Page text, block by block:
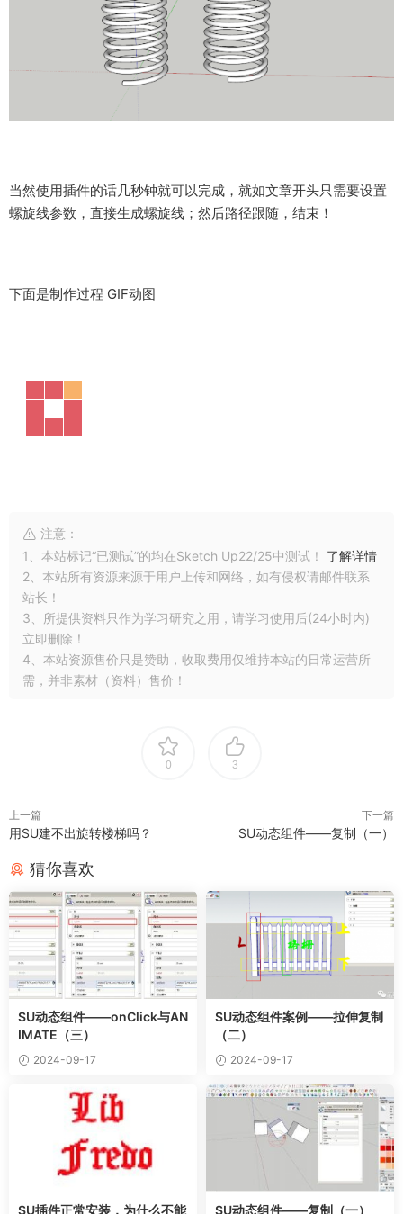
当然使用插件的话几秒钟就可以完成，就如文章开头只需要设置
螺旋线参数，直接生成螺旋线；然后路径跟随，结束！
下面是制作过程 GIF动图
注意：
1、本站标记“已测试”的均在Sketch Up22/25中测试！ 了解详情
2、本站所有资源来源于用户上传和网络，如有侵权请邮件联系
站长！
3、所提供资料只作为学习研究之用，请学习使用后(24小时内)
立即删除！
4、本站资源售价只是赞助，收取费用仅维持本站的日常运营所
需，并非素材（资料）售价！
0 3
上一篇
用SU建不出旋转楼梯吗？
下一篇
SU动态组件——复制（一）
猜你喜欢
SU动态组件——onClick与AN
IMATE（三）
2024-09-17
SU动态组件案例——拉伸复制
（二）
2024-09-17
SU插件正常安装，为什么不能
SU动态组件——复制（一）